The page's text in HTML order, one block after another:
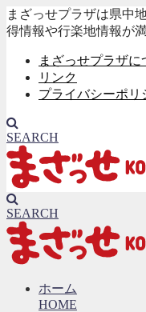
まざっせプラザは県中
得情報や行楽地情報が満
まざっせプラザに
リンク
プライバシーポリ
SEARCH
SEARCH
ホーム
HOME